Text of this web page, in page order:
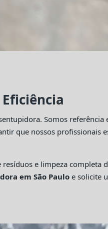
Somos referência
que nossos profissionais
e limpeza completa
em São Pauloe solicite